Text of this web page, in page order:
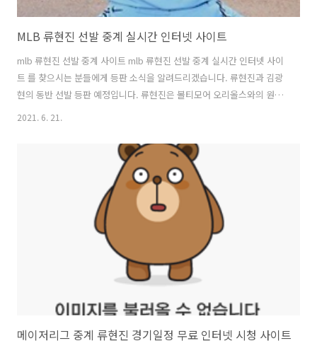
MLB 류현진 선발 중계 실시간 인터넷 사이트
mlb 류현진 선발 중계 사이트 mlb 류현진 선발 중계 실시간 인터넷 사이
트 를 찾으시는 분들에게 등판 소식을 알려드리겠습니다. 류현진과 김광
현의 동반 선발 등판 예정입니다. 류현진은 볼티모어 오리올스와의 원정
경기로 예정되어있고, 세인트 루이스의 김광현은 애틀랜타와의 더블헤
한 자세한 정보는 아래 링크에서 드리겠습니다. 목차 mlb 메이저리그 경
기안내 2021 메이저리그가 개막하고 코리안 대표 메이저리그 류현진과
김광현이 같은 날 선발 등판하는 것이 이번 시즌에 벌써 세 번째입니다.
세 번째 같이 등판했지만 아쉽게도 나란히 승리 투수가 된적은 없습니다.
직전 등판인 mlb 뉴욕 양키스전에서 류현진은 6이닝동안 3실점을 기록
2021. 6. 21.
메이저리그 중계 류현진 경기일정 무료 인터넷 시청 사이트